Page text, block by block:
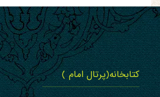
کتابخانه(پرتال امام )